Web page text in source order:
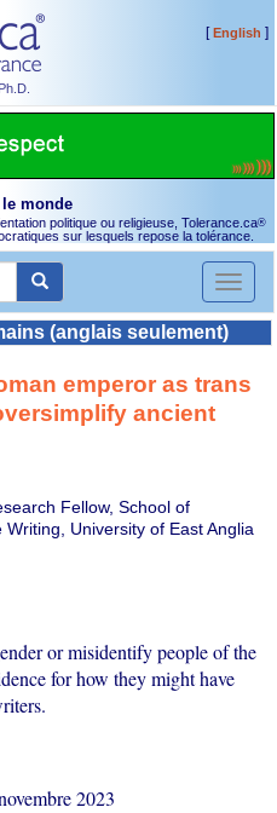
[English ]
monde
politique ou religieuse, Tolerance.ca®
sur lesquels repose la tolérance.
Toggle
(anglais seulement)
emperor as trans
ancient
Fellow, School of
University of East Anglia
or misidentify people of the
for how they might have
2023